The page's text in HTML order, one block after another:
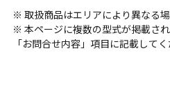
※ 取扱商品はエリアにより異なる場
※ 本ページに複数の型式が掲載さ
「お問合せ内容」項目に記載してく